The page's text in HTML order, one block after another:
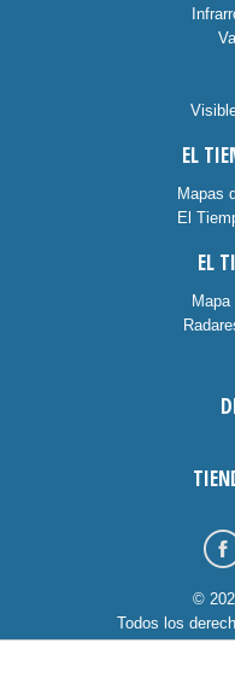
EL
Mapas
El
EL
©
Todos los